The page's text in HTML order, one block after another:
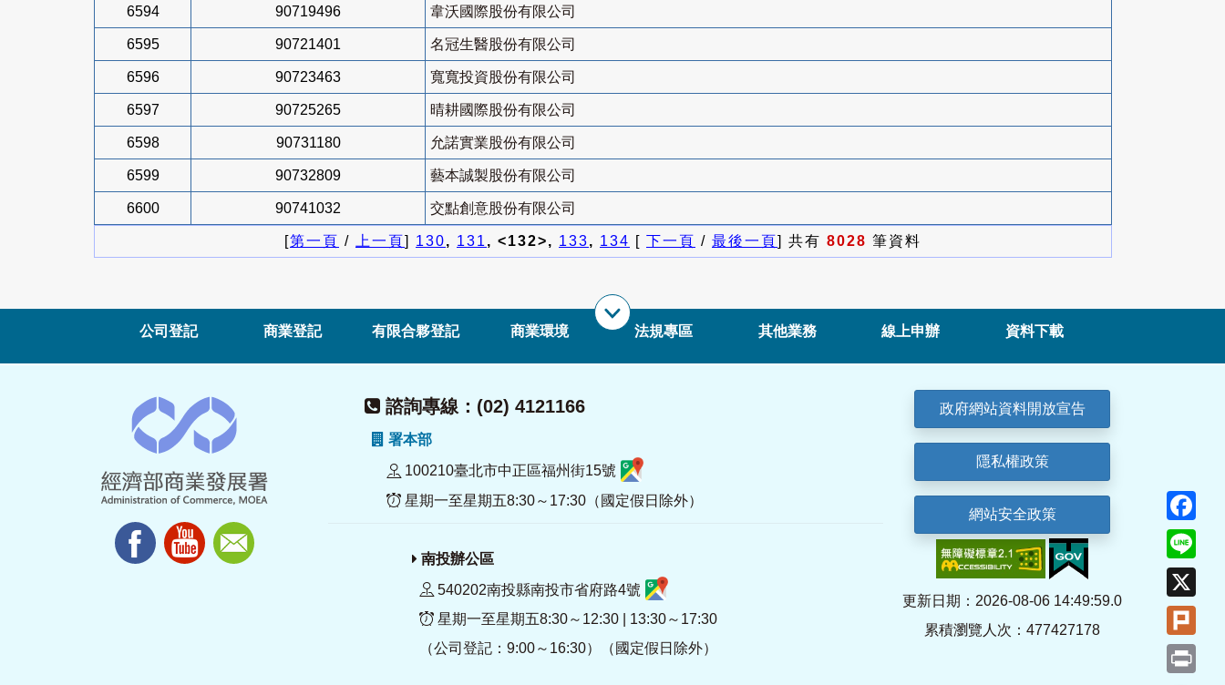
6594 90719496 韋沃國際股份有限公司
6595 90721401 名冠生醫股份有限公司
6596 90723463 寬寬投資股份有限公司
6597 90725265 晴耕國際股份有限公司
6598 90731180 允諾實業股份有限公司
6599 90732809 藝本誠製股份有限公司
6600 90741032 交點創意股份有限公司
[第一頁 / 上一頁] 130, 131, <132>, 133, 134 [ 下一頁 / 最後一頁] 共有 8028 筆資料
公司登記 商業登記 有限合夥登記 商業環境 法規專區 其他業務 線上申辦 資料下載
諮詢專線：(02) 4121166
署本部
100210臺北市中正區福州街15號
星期一至星期五8:30～17:30（國定假日除外）
南投辦公區
540202南投縣南投市省府路4號
星期一至星期五8:30～12:30 | 13:30～17:30
（公司登記：9:00～16:30）（國定假日除外）
政府網站資料開放宣告
隱私權政策
網站安全政策
更新日期：2026-08-06 14:49:59.0
累積瀏覽人次：477427178